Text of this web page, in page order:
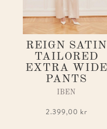
REIGN SATIN
TAILORED
EXTRA WIDE
PANTS
IBEN
2.399,00 kr